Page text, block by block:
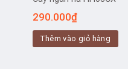
290.000₫
Thêm vào giỏ hàng